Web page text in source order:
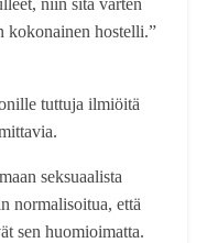
kokonainen hostelli.”
tuttuja ilmiöitä
seksuaalista
normalisoitua, että
sen huomioimatta.